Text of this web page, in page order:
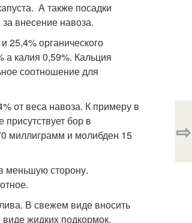
А также посадки
внесение навоза.
25,4% органического
а калия 0,59%. Кальция
соотношение для
от веса навоза. К примеру в
бор в
миллиграмм и молибден 15
меньшую сторону.
В свежем виде вносить
жидких подкормок.
⇨